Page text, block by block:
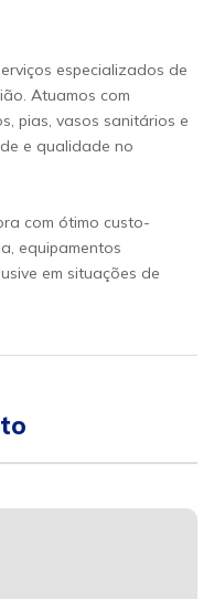
especializados de
Atuamos com
pias, vasos sanitários e
e qualidade no
com ótimo custo-
equipamentos
em situações de